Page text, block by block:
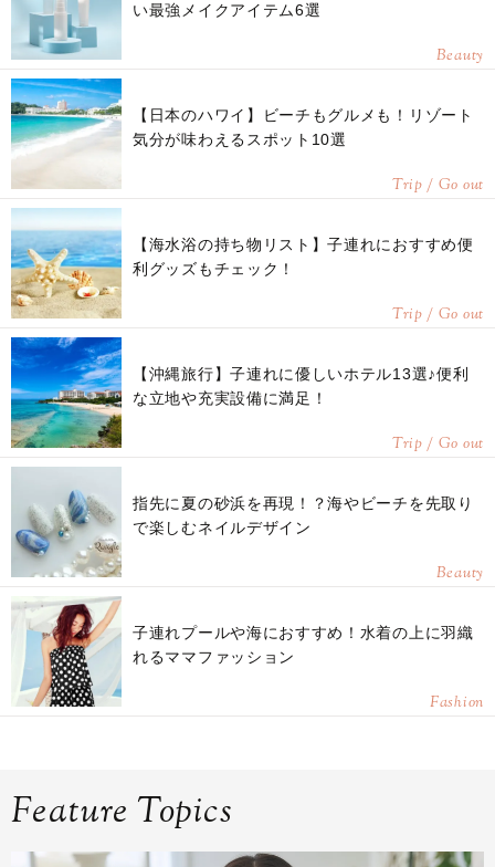
い最強メイクアイテム6選
Beauty
【日本のハワイ】ビーチもグルメも！リゾート
気分が味わえるスポット10選
Trip / Go out
【海水浴の持ち物リスト】子連れにおすすめ便
利グッズもチェック！
Trip / Go out
【沖縄旅行】子連れに優しいホテル13選♪便利
な立地や充実設備に満足！
Trip / Go out
指先に夏の砂浜を再現！？海やビーチを先取り
で楽しむネイルデザイン
Beauty
子連れプールや海におすすめ！水着の上に羽織
れるママファッション
Fashion
Feature Topics